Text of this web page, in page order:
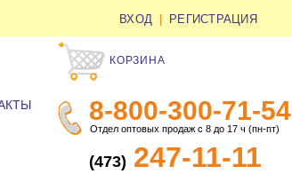
ВХОД РЕГИСТРАЦИЯ
КОРЗИНА
8-800-300-71-54
Отдел оптовых продаж с 8 до 17 ч (пн-пт)
(473) 247-11-11